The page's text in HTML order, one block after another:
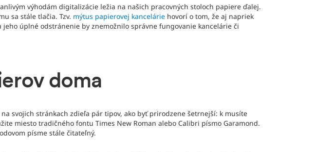
výhodám digitalizácie ležia na našich pracovných stoloch papiere ďalej.
sa stále tlačia. Tzv. mýtus papierovej kancelárie hovorí o tom, že aj napriek
úplné odstránenie by znemožnilo správne fungovanie kancelárie či
doma
svojich stránkach zdieľa pár tipov, ako byť prirodzene šetrnejší: k musíte
miesto tradičného fontu Times New Roman alebo Calibri písmo Garamond.
písme stále čitateľný.